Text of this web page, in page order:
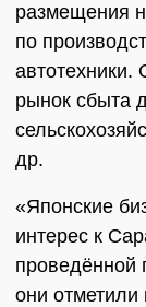
размещения
по
автотехники.
рынок сбыта
др.
«Японские
интерес к
проведённой
они отметили